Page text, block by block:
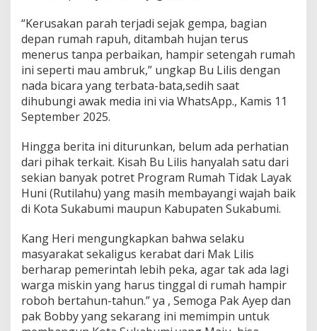
‎‎“Kerusakan parah terjadi sejak gempa, bagian
depan rumah rapuh, ditambah hujan terus
menerus tanpa perbaikan, hampir setengah rumah
ini seperti mau ambruk,” ungkap Bu Lilis dengan
nada bicara yang terbata-bata,sedih saat
dihubungi awak media ini via WhatsApp.‎, Kamis 11
September 2025.
Hingga berita ini diturunkan, belum ada perhatian
dari pihak terkait. Kisah Bu Lilis hanyalah satu dari
sekian banyak potret Program Rumah Tidak Layak
Huni (Rutilahu) yang masih membayangi wajah baik
di Kota Sukabumi maupun Kabupaten Sukabumi.‎‎
Kang Heri mengungkapkan bahwa selaku
masyarakat sekaligus kerabat dari Mak Lilis
berharap pemerintah lebih peka, agar tak ada lagi
warga miskin yang harus tinggal di rumah hampir
roboh bertahun-tahun.‎‎” ya , Semoga Pak Ayep dan
pak Bobby yang sekarang ini memimpin untuk